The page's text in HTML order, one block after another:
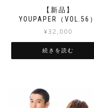
【新品】
YOUPAPER（VOL.56）
¥32,000
続きを読む